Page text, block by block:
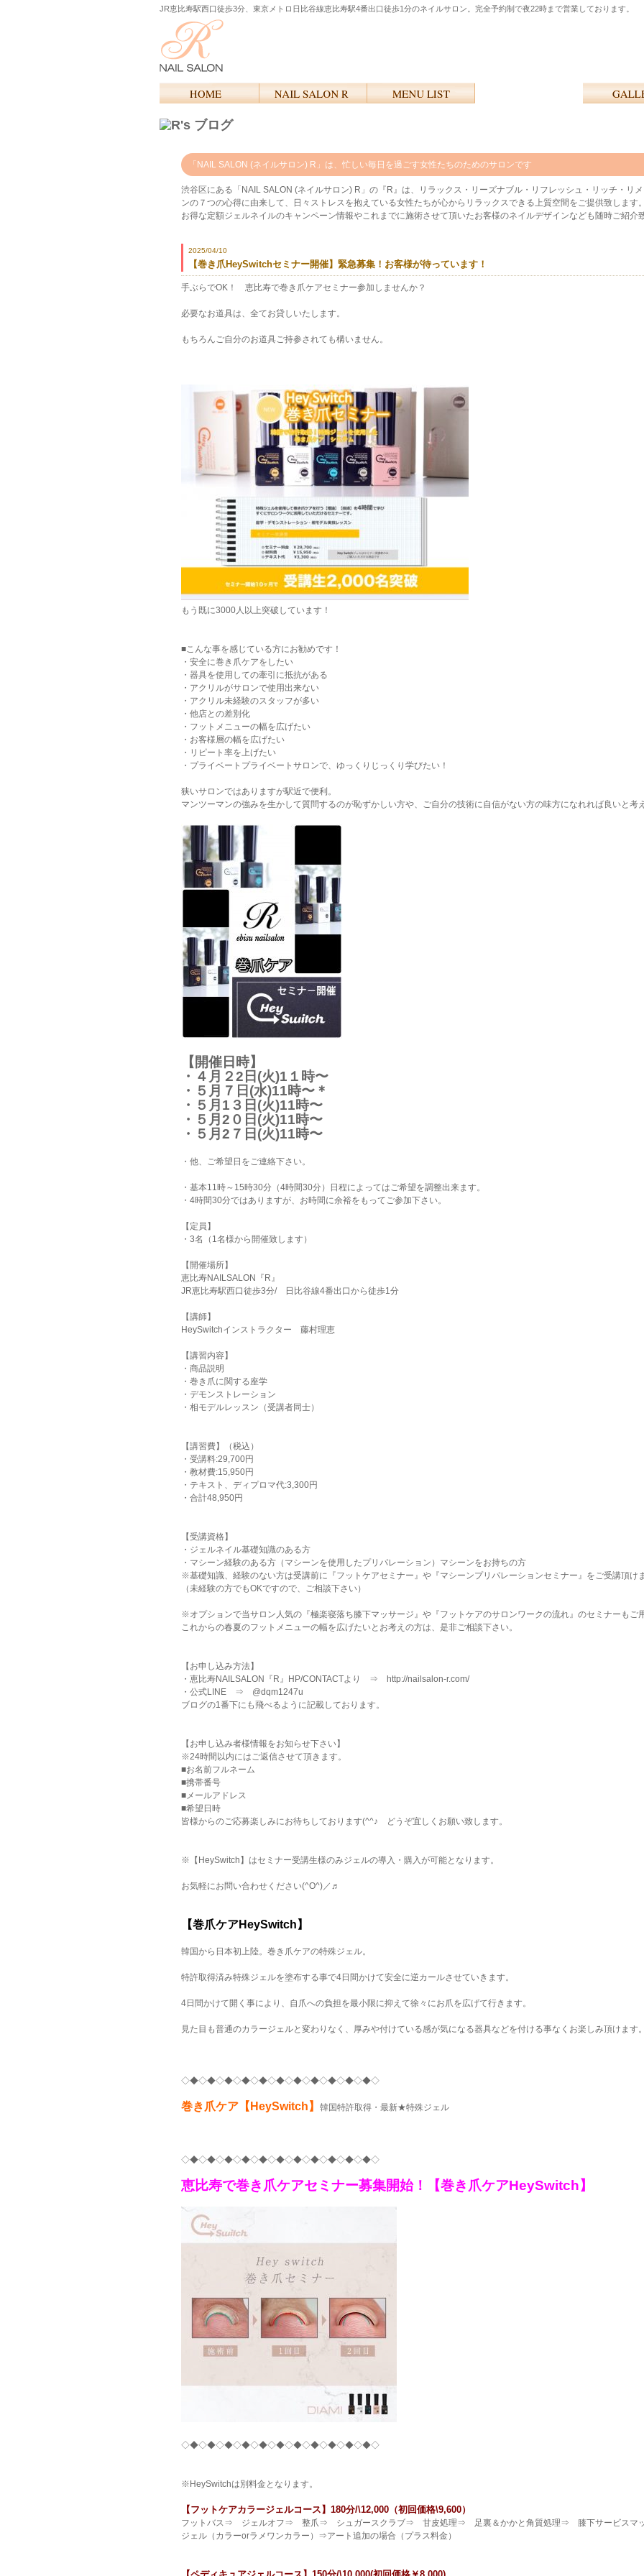
JR恵比寿駅西口徒歩3分、東京メトロ日比谷線恵比寿駅4番出口徒歩1分のネイルサロン。完全予約制で夜22時まで営業しております。
「NAIL SALON (ネイルサロン) R」は、忙しい毎日を過ごす女性たちのためのサロンです
渋谷区にある「NAIL SALON (ネイルサロン) R」の『R』は、リラックス・リーズナブル・リフレッシュ・リッチ・リ
ンの７つの心得に由来して、日々ストレスを抱えている女性たちが心からリラックスできる上質空間をご提供致します
お得な定額ジェルネイルのキャンペーン情報やこれまでに施術させて頂いたお客様のネイルデザインなども随時ご紹介
2025/04/10
【巻き爪HeySwitchセミナー開催】緊急募集！お客様が待っています！
手ぶらでOK！ 恵比寿で巻き爪ケアセミナー参加しませんか？
必要なお道具は、全てお貸しいたします。
もちろんご自分のお道具ご持参されても構いません。
もう既に3000人以上突破しています！
■こんな事を感じている方にお勧めです！
・安全に巻き爪ケアをしたい
・器具を使用しての牽引に抵抗がある
・アクリルがサロンで使用出来ない
・アクリル未経験のスタッフが多い
・他店との差別化
・フットメニューの幅を広げたい
・お客様層の幅を広げたい
・リピート率を上げたい
・プライベートプライベートサロンで、ゆっくりじっくり学びたい！
狭いサロンではありますが駅近で便利。
マンツーマンの強みを生かして質問するのが恥ずかしい方や、ご自分の技術に自信がない方の味方になれれば良いと考
【開催日時】
・４月２2日(火)1１時〜
・５月７日(水)11時〜＊
・５月1３日(火)11時〜
・５月2０日(火)11時〜
・５月2７日(火)11時〜
・他、ご希望日をご連絡下さい。
・基本11時～15時30分（4時間30分）日程によってはご希望を調整出来ます。
・4時間30分ではありますが、お時間に余裕をもってご参加下さい。
【定員】
・3名（1名様から開催致します）
【開催場所】
恵比寿NAILSALON『R』
JR恵比寿駅西口徒歩3分/ 日比谷線4番出口から徒歩1分
【講師】
HeySwitchインストラクター 藤村理恵
【講習内容】
・商品説明
・巻き爪に関する座学
・デモンストレーション
・相モデルレッスン（受講者同士）
【講習費】（税込）
・受講料:29,700円
・教材費:15,950円
・テキスト、ディプロマ代:3,300円
・合計48,950円
【受講資格】
・ジェルネイル基礎知識のある方
・マシーン経験のある方（マシーンを使用したプリパレーション）マシーンをお持ちの方
※基礎知識、経験のない方は受講前に『フットケアセミナー』や『マシーンプリパレーションセミナー』をご受講頂け
（未経験の方でもOKですので、ご相談下さい）
※オプションで当サロン人気の『極楽寝落ち膝下マッサージ』や『フットケアのサロンワークの流れ』のセミナーもご
これからの春夏のフットメニューの幅を広げたいとお考えの方は、是非ご相談下さい。
【お申し込み方法】
・恵比寿NAILSALON『R』HP/CONTACTより ⇒ http://nailsalon-r.com/
・公式LINE ⇒ @dqm1247u
ブログの1番下にも飛べるように記載しております。
【お申し込み者様情報をお知らせ下さい】
※24時間以内にはご返信させて頂きます。
■お名前フルネーム
■携帯番号
■メールアドレス
■希望日時
皆様からのご応募楽しみにお待ちしております(^^♪ どうぞ宜しくお願い致します。
※【HeySwitch】はセミナー受講生様のみジェルの導入・購入が可能となります。
お気軽にお問い合わせください(^O^)／♬
【巻爪ケアHeySwitch】
韓国から日本初上陸。巻き爪ケアの特殊ジェル。
特許取得済み特殊ジェルを塗布する事で4日間かけて安全に逆カールさせていきます。
4日間かけて開く事により、自爪への負担を最小限に抑えて徐々にお爪を広げて行きます。
見た目も普通のカラージェルと変わりなく、厚みや付けている感が気になる器具などを付ける事なくお楽しみ頂けます
◇◆◇◆◇◆◇◆◇◆◇◆◇◆◇◆◇◆◇◆◇◆◇
巻き爪ケア【HeySwitch】 韓国特許取得・最新★特殊ジェル
◇◆◇◆◇◆◇◆◇◆◇◆◇◆◇◆◇◆◇◆◇◆◇
恵比寿で巻き爪ケアセミナー募集開始！【巻き爪ケアHeySwitch】
◇◆◇◆◇◆◇◆◇◆◇◆◇◆◇◆◇◆◇◆◇◆◇
※HeySwitchは別料金となります。
【フットケアカラージェルコース】180分/\12,000（初回価格\9,600）
フットバス⇒ ジェルオフ⇒ 整爪⇒ シュガースクラブ⇒ 甘皮処理⇒ 足裏＆かかと角質処理⇒ 膝下サービスマ
ジェル（カラーorラメワンカラー）⇒アート追加の場合（プラス料金）